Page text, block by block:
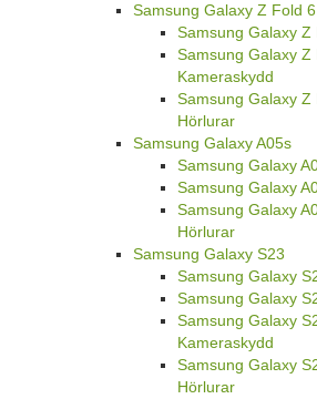
Samsung Galaxy Z Fold 6
Samsung Galaxy Z
Samsung Galaxy
Kameraskydd
Samsung Galaxy
Hörlurar
Samsung Galaxy A05s
Samsung Galaxy
Samsung Galaxy
Samsung Galaxy
Hörlurar
Samsung Galaxy S23
Samsung Galaxy
Samsung Galaxy
Samsung Galaxy
Kameraskydd
Samsung Galaxy
Hörlurar